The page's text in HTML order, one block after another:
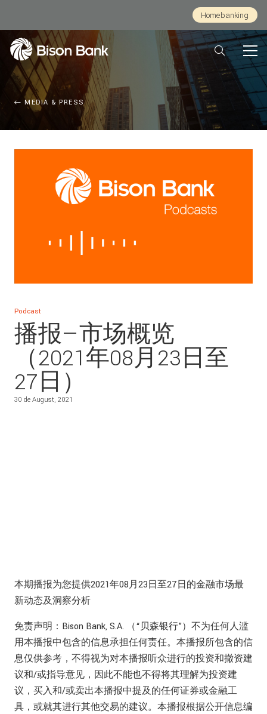
Homebanking
MEDIA & PRESS
Podcast
播报—市场概览
（2021年08月23日至
27日）
30 de August, 2021
本期播报为您提供2021年08月23日至27日的金融市场最
新动态及洞察分析
免责声明：Bison Bank, S.A. （“贝森银行”）不为任何人滥
用本播报中包含的信息承担任何责任。本播报所包含的信
息仅供参考，不得视为对本播报听众进行的投资和撤资建
议和/或指导意见，因此不能也不得将其理解为投资建
议，买入和/或卖出本播报中提及的任何证券或金融工
具，或就其进行其他交易的建议。本播报根据公开信息编